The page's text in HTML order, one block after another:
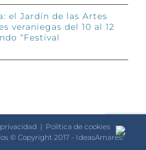
el Jardín de las Artes
veraniegas del 10 al 12
“Festival
| Política de cookies
© Copyright 2017 - IdeasAmares!